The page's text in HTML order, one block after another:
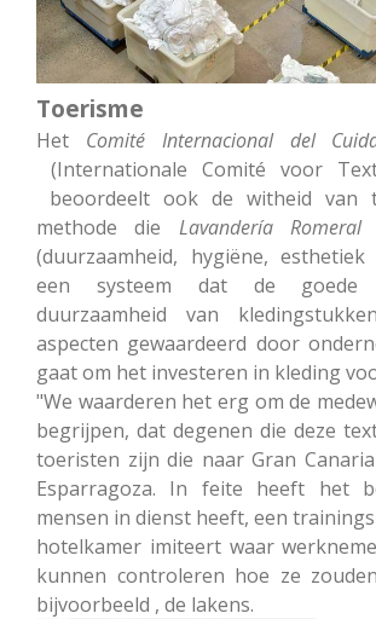
Toerisme
Het Comité Internacional del
(Internationale Comité voor
beoordeelt ook de witheid van
methode die Lavandería Romeral
(duurzaamheid, hygiëne,
een systeem dat de goede
duurzaamheid van
aspecten gewaardeerd door
gaat om het investeren in kleding
"We waarderen het erg om de
begrijpen, dat degenen die deze
toeristen zijn die naar Gran
Esparragoza. In feite heeft het
mensen in dienst heeft, een
hotelkamer imiteert waar
kunnen controleren hoe ze
bijvoorbeeld , de lakens.